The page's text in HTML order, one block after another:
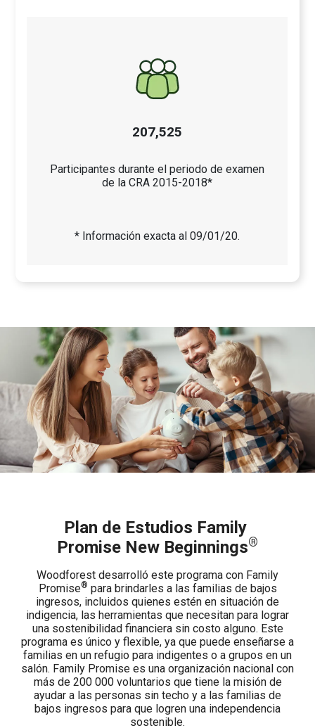
207,525
Participantes durante el periodo de examen
de la CRA 2015-2018*
* Información exacta al 09/01/20.
Plan de Estudios Family
Promise New Beginnings®
Woodforest desarrolló este programa con Family
Promise® para brindarles a las familias de bajos
ingresos, incluidos quienes estén en situación de
indigencia, las herramientas que necesitan para lograr
una sostenibilidad financiera sin costo alguno. Este
programa es único y flexible, ya que puede enseñarse a
familias en un refugio para indigentes o a grupos en un
salón. Family Promise es una organización nacional con
más de 200 000 voluntarios que tiene la misión de
ayudar a las personas sin techo y a las familias de
bajos ingresos para que logren una independencia
sostenible.